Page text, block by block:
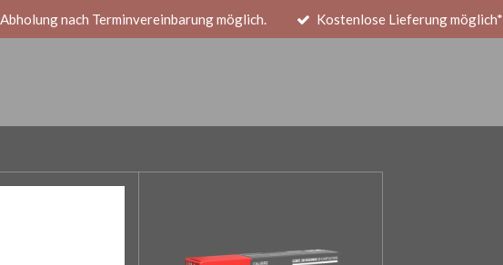
Abholung nach Terminvereinbarung möglich. Kostenlose Lieferung möglich*